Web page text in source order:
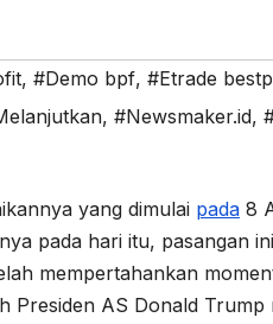
, #Demo bpf, #Etrade
, #Newsmaker.id,
yang dimulai pada 8
pada hari itu, pasangan
mempertahankan
Presiden AS Donald